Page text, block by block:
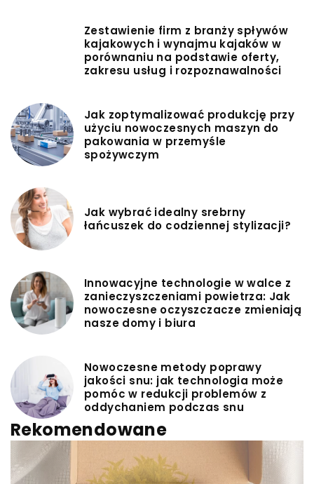
Zestawienie firm z branży spływów
kajakowych i wynajmu kajaków w
porównaniu na podstawie oferty,
zakresu usług i rozpoznawalności
Jak zoptymalizować produkcję przy
użyciu nowoczesnych maszyn do
pakowania w przemyśle
spożywczym
Jak wybrać idealny srebrny
łańcuszek do codziennej stylizacji?
Innowacyjne technologie w walce z
zanieczyszczeniami powietrza: Jak
nowoczesne oczyszczacze zmieniają
nasze domy i biura
Nowoczesne metody poprawy
jakości snu: jak technologia może
pomóc w redukcji problemów z
oddychaniem podczas snu
Rekomendowane